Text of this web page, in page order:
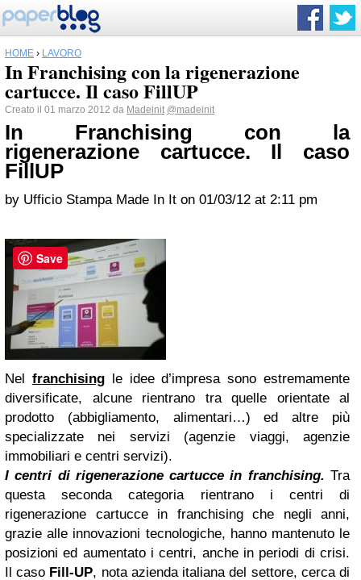
HOME › LAVORO
In Franchising con la rigenerazione
cartucce. Il caso FillUP
Creato il 01 marzo 2012 da Madeinit @madeinit
In Franchising con la
rigenerazione cartucce. Il caso
FillUP
by Ufficio Stampa Made In It on 01/03/12 at 2:11 pm
Nel franchisingle idee d’impresa sono estremamente
diversificate, alcune rientrano tra quelle orientate al
prodotto (abbigliamento, alimentari…) ed altre più
specializzate nei servizi (agenzie viaggi, agenzie
immobiliari e centri servizi).
I centri di rigenerazione cartucce in franchising. Tra
questa seconda categoria rientrano i centri di
rigenerazione cartucce in franchising che negli anni,
grazie alle innovazioni tecnologiche, hanno mantenuto le
posizioni ed aumentato i centri, anche in periodi di crisi.
Il caso Fill-UP, nota azienda italiana del settore, cerca di
Save